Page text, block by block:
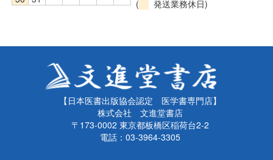
(
発送業務休日)
【日本医書出版協会認定 医学書専門店】
株式会社 文進堂書店
〒173-0002 東京都板橋区稲荷台2-2
電話：03-3964-3305